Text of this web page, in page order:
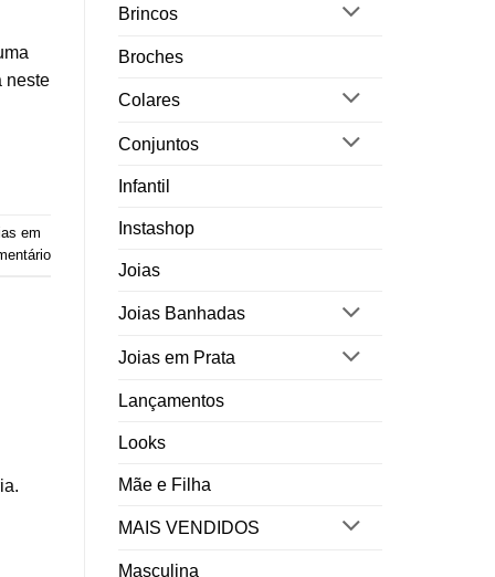
neste
em
Brincos
Broches
Colares
Conjuntos
Infantil
Instashop
Joias
Joias Banhadas
Joias em Prata
Lançamentos
Looks
Mãe e Filha
MAIS VENDIDOS
Masculina